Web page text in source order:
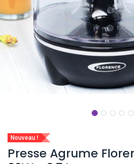
Nouveau !
Presse Agrume